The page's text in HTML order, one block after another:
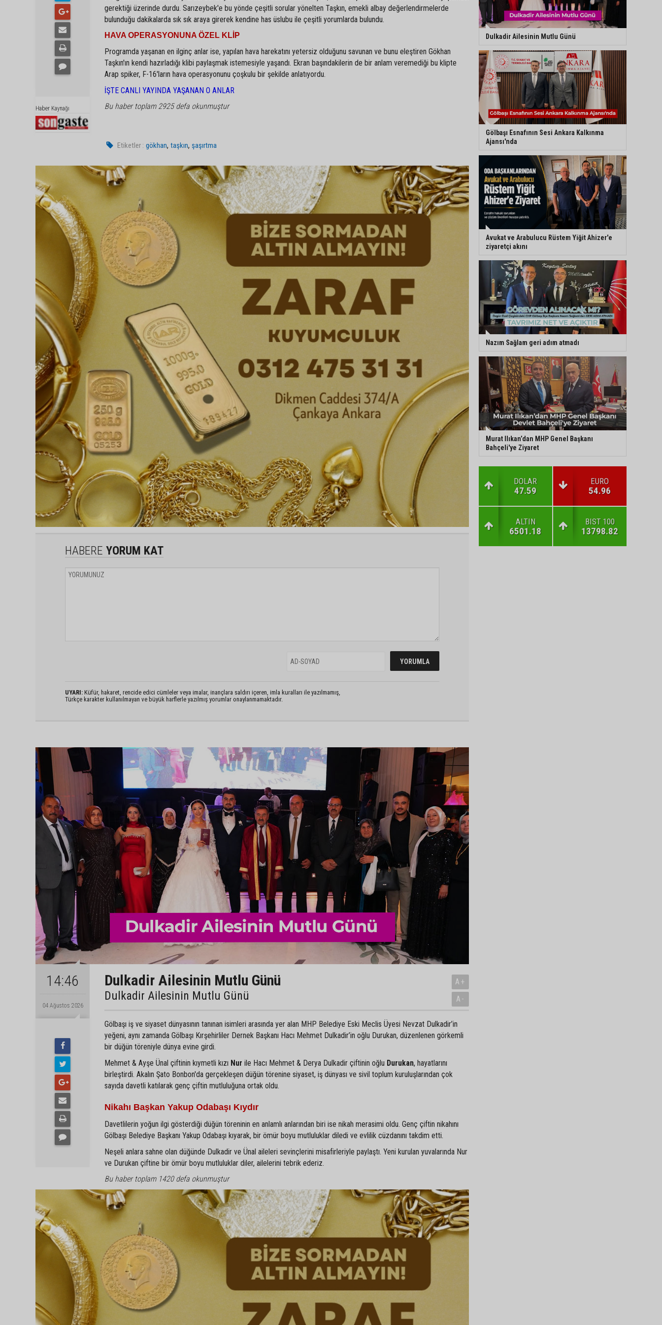
Haber Kaynağı
gerektiği üzerinde durdu. Sarızeybek'e bu yönde çeşitli sorular yönelten Taşkın, emekli albay değerlendirmelerde
bulunduğu dakikalarda sık sık araya girerek kendine has üslubu ile çeşitli yorumlarda bulundu.
HAVA OPERASYONUNA ÖZEL KLİP
Programda yaşanan en ilginç anlar ise, yapılan hava harekatını yetersiz olduğunu savunan ve bunu eleştiren Gökhan
Taşkın'ın kendi hazırladığı klibi paylaşmak istemesiyle yaşandı. Ekran başındakilerin de bir anlam veremediği bu klipte
Arap spiker, F-16'ların hava operasyonunu çoşkulu bir şekilde anlatıyordu.
İŞTE CANLI YAYINDA YAŞANAN O ANLAR
Bu haber toplam 2925 defa okunmuştur
Etiketler : gökhan,taşkın, şaşırtma
HABERE YORUM KAT
UYARI: Küfür, hakaret, rencide edici cümleler veya imalar, inançlara saldırı içeren, imla kuralları ile yazılmamış,
Türkçe karakter kullanılmayan ve büyük harflerle yazılmış yorumlar onaylanmamaktadır.
14:46
04 Ağustos 2026
Dulkadir Ailesinin Mutlu Günü
Dulkadir Ailesinin Mutlu Günü
A+
A-
Gölbaşı iş ve siyaset dünyasının tanınan isimleri arasında yer alan MHP Belediye Eski Meclis Üyesi Nevzat Dulkadir’in
yeğeni, aynı zamanda Gölbaşı Kırşehirliler Dernek Başkanı Hacı Mehmet Dulkadir’in oğlu Durukan, düzenlenen görkemli
bir düğün töreniyle dünya evine girdi.
Mehmet & Ayşe Ünal çiftinin kıymetli kızı Nur ile Hacı Mehmet & Derya Dulkadir çiftinin oğlu Durukan, hayatlarını
birleştirdi. Akalın Şato Bonbon'da gerçekleşen düğün törenine siyaset, iş dünyası ve sivil toplum kuruluşlarından çok
sayıda davetli katılarak genç çiftin mutluluğuna ortak oldu.
Nikahı Başkan Yakup Odabaşı Kıydır
Davetlilerin yoğun ilgi gösterdiği düğün töreninin en anlamlı anlarından biri ise nikah merasimi oldu. Genç çiftin nikahını
Gölbaşı Belediye Başkanı Yakup Odabaşı kıyarak, bir ömür boyu mutluluklar diledi ve evlilik cüzdanını takdim etti.
Neşeli anlara sahne olan düğünde Dulkadir ve Ünal aileleri sevinçlerini misafirleriyle paylaştı. Yeni kurulan yuvalarında Nur
ve Durukan çiftine bir ömür boyu mutluluklar diler, ailelerini tebrik ederiz.
Bu haber toplam 1420 defa okunmuştur
Dulkadir Ailesinin Mutlu Günü
Gölbaşı Esnafının Sesi Ankara Kalkınma
Ajansı'nda
Avukat ve Arabulucu Rüstem Yiğit Ahizer'e
ziyaretçi akını
Nazım Sağlam geri adım atmadı
Murat Ilıkan’dan MHP Genel Başkanı
Bahçeli'ye Ziyaret
DOLAR
47.59
EURO
54.96
ALTIN
6501.18
BIST 100
13798.82